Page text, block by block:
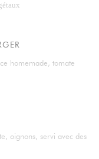
homemade, tomate
oignons, servi avec des